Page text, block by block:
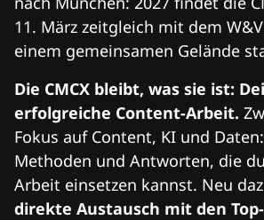
11. März zeitgleich mit dem
einem gemeinsamen Gelände
Die CMCX bleibt, was sie ist:
erfolgreiche Content-Arbeit.
Fokus auf Content, KI und
Methoden und Antworten, die
Arbeit einsetzen kannst. Neu
direkte Austausch mit den Top-